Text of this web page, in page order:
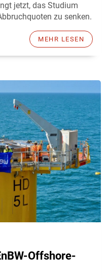
jetzt, das Studium
zu senken.
MEHR LESEN
Offshore-